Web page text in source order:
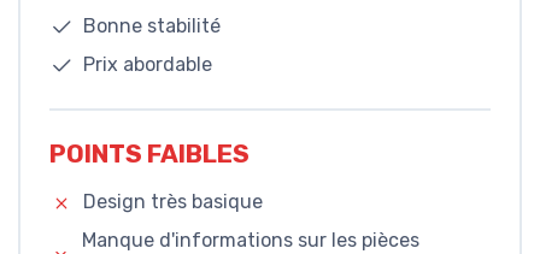
Bonne stabilité
Prix abordable
POINTS FAIBLES
Design très basique
Manque d'informations sur les pièces